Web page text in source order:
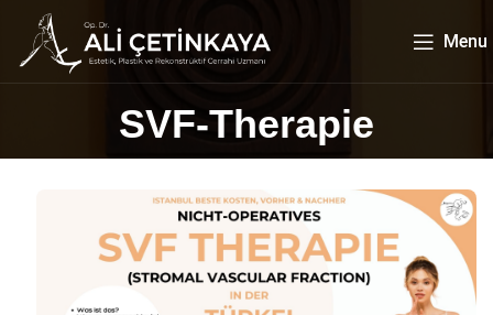
Menu
SVF-Therapie